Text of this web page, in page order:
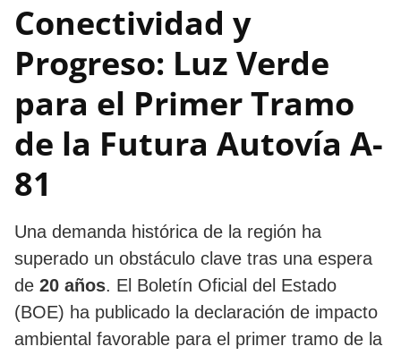
Conectividad y
Progreso: Luz Verde
para el Primer Tramo
de la Futura Autovía A-
81
Una demanda histórica de la región ha
superado un obstáculo clave tras una espera
de 20 años. El Boletín Oficial del Estado
(BOE) ha publicado la declaración de impacto
ambiental favorable para el primer tramo de la